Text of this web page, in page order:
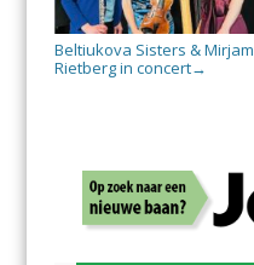
Beltiukova Sisters & Mirjam
Rietberg in concert→